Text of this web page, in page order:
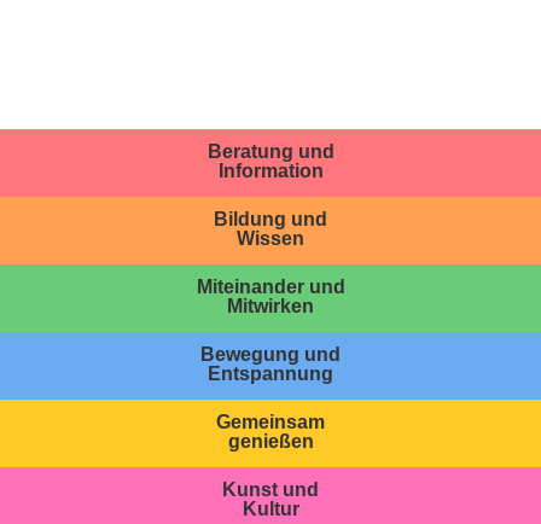
Beratung und
Information
Bildung und
Wissen
Miteinander und
Mitwirken
Bewegung und
Entspannung
Gemeinsam
genießen
Kunst und
Kultur